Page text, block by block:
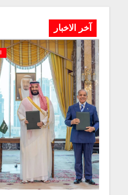
آخر الاخبار